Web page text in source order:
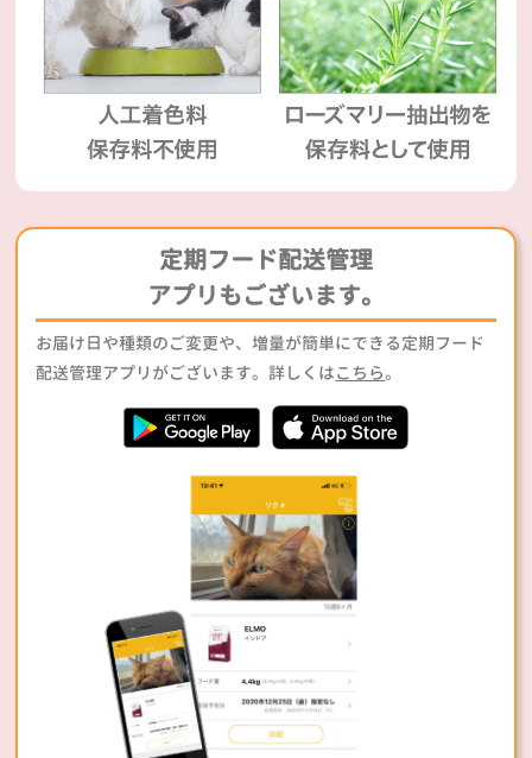
定期フード配送管理
アプリもございます。
お届け日や種類のご変更や、増量が簡単にできる定期フード
配送管理アプリがございます。詳しくはこちら。